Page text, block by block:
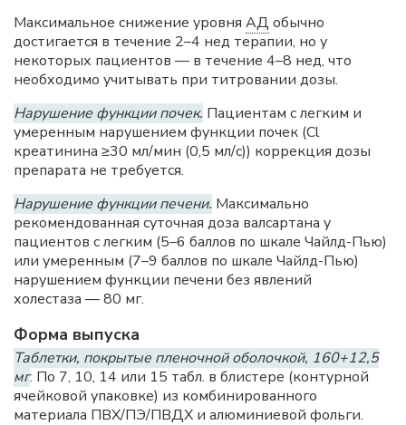
Максимальное снижение уровня АД обычно
достигается в течение 2–4 нед терапии, но у
некоторых пациентов — в течение 4–8 нед, что
необходимо учитывать при титровании дозы.
Нарушение функции почек. Пациентам с легким и
умеренным нарушением функции почек (Cl
креатинина ≥30 мл/мин (0,5 мл/с)) коррекция дозы
препарата не требуется.
Нарушение функции печени. Максимально
рекомендованная суточная доза валсартана у
пациентов с легким (5–6 баллов по шкале Чайлд-Пью)
или умеренным (7–9 баллов по шкале Чайлд-Пью)
нарушением функции печени без явлений
холестаза — 80 мг.
Форма выпуска
Таблетки, покрытые пленочной оболочкой, 160+12,5
мг. По 7, 10, 14 или 15 табл. в блистере (контурной
ячейковой упаковке) из комбинированного
материала ПВХ/ПЭ/ПВДХ и алюминиевой фольги.